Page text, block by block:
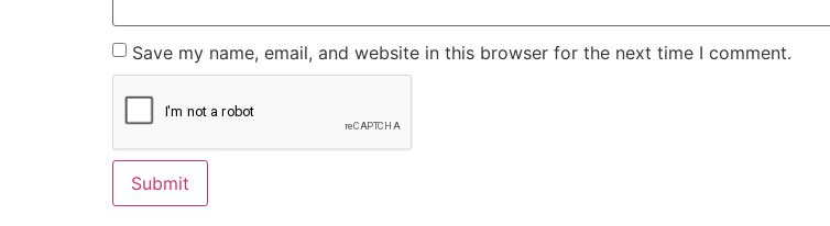
Save my name, email, and website in this browser for the next time I comment.